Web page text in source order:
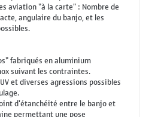
aviation "à la carte" : Nombre de
angulaire du banjo, et les
fabriqués en aluminium
suivant les contraintes.
et diverses agressions possibles
d'étanchéité entre le banjo et
permettant une pose